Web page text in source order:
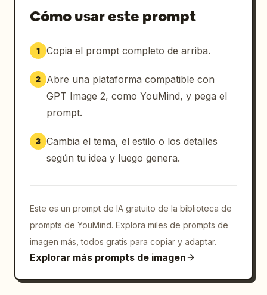
Cómo usar este prompt
1 Copia el prompt completo de arriba.
2
Abre una plataforma compatible con
GPT Image 2, como YouMind, y pega el
prompt.
3 Cambia el tema, el estilo o los detalles
según tu idea y luego genera.
Este es un prompt de IA gratuito de la biblioteca de
prompts de YouMind. Explora miles de prompts de
imagen más, todos gratis para copiar y adaptar.
Explorar más prompts de imagen